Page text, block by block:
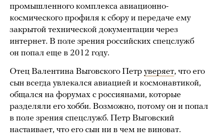
промышленного комплекса авиационно-
космического профиля к сбору и передаче ему
закрытой технической документации через
интернет. В поле зрения российских спецслужб
он попал еще в 2012 году.
Отец Валентина Выговского Петр уверяет, что его
сын всегда увлекался авиацией и космонавтикой,
общался на форумах с россиянами, которые
разделяли его хобби. Возможно, потому он и попал
в поле зрения спецслужб. Петр Выговский
настаивает, что его сын ни в чем не виноват.